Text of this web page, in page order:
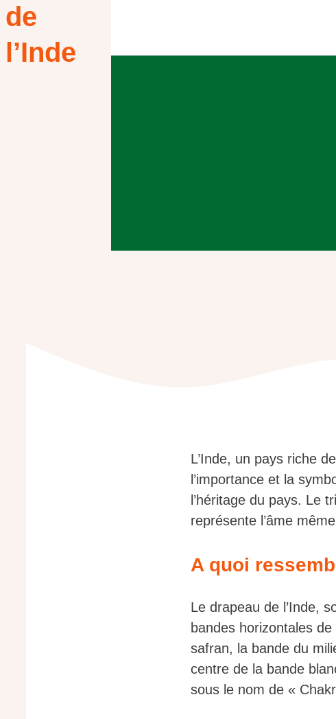
de
l’Inde
L’Inde, un pays riche
l’importance et la
l’héritage du pays. Le
représente l’âme
A quoi
Le drapeau de l’Inde,
bandes horizontales
safran, la bande du
centre de la bande
sous le nom de «